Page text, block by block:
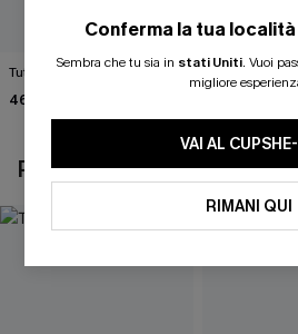
Tuta nera sensazionale
46,00 €
Tuta
Gesture
POTREBBE INTERESSARTI
Conferma la tua
Sembra che tu sia in stati Uniti. Vuoi
migliore
VAI AL
RIMANI QUI